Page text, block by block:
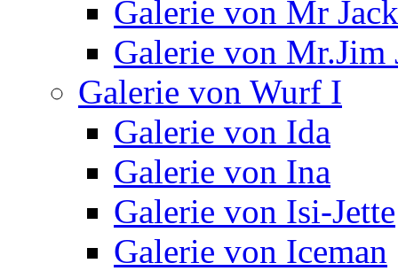
Galerie von Mr
Galerie von Mr.Jim
Galerie von Wurf I
Galerie von Ida
Galerie von Ina
Galerie von Isi-Jette
Galerie von Iceman